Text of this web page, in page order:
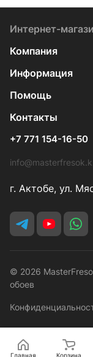
Интернет-
Компания
Информация
Помощь
Контакты
+7 771 154-16-50
г. Актобе, ул.
© 2026
обоев
Главная Корзина